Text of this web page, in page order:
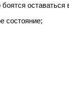
состояние;